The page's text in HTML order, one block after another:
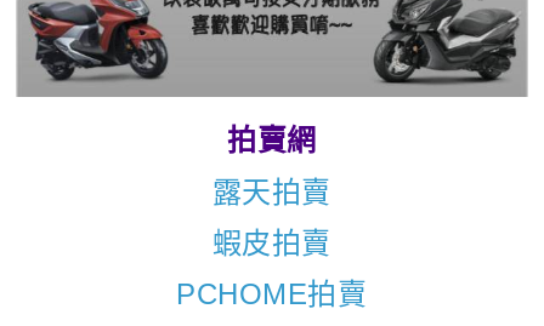
拍賣網
露天拍賣
蝦皮拍賣
PCHOME拍賣